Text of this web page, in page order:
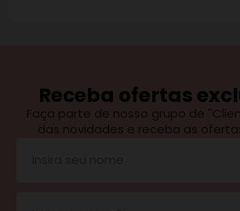
Receba ofertas
Faça parte de nosso grupo de
das novidades e receba as